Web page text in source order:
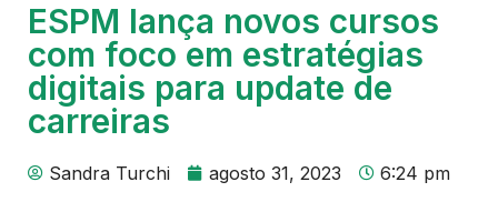
ESPM lança novos cursos
com foco em estratégias
digitais para update de
carreiras
Sandra Turchi agosto 31, 2023 6:24 pm